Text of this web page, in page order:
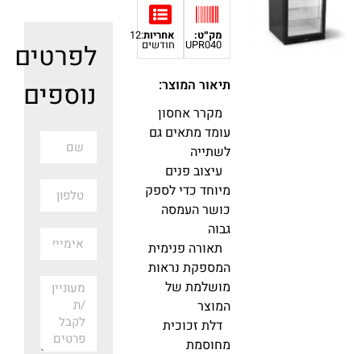
מק״ט:
UPR040
אחריות:12
חודשים
תיאור המוצר:
מקרר אחסון
עומד מתאים גם
לשתייה
עיצוב פנים
מיוחד כדי לספק
כושר העמסה
גבוה
תאורה פנימית
המספקת נראות
מושלמת של
המוצר
דלת זכוכית
מחוסמת
לפרטים
נוספים